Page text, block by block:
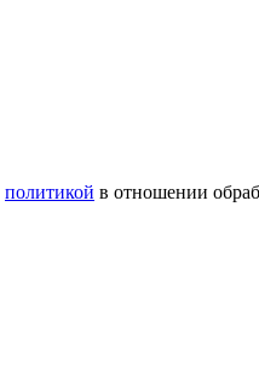
политикой в отношении